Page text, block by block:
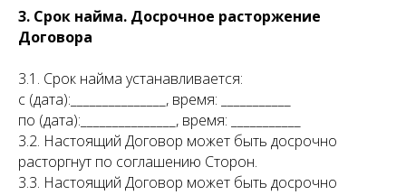
3. Срок найма. Досрочное расторжение
Договора
3.1. Срок найма устанавливается:
с (дата):_______________, время: ___________
по (дата):_______________, время: ___________
3.2. Настоящий Договор может быть досрочно
расторгнут по соглашению Сторон.
3.3. Настоящий Договор может быть досрочно